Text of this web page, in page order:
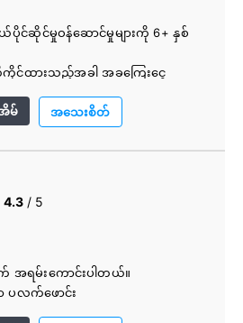
ပိုင်ဆိုင်မှုဝန်ဆောင်မှုများကို 6+ နှစ်
ကိုင်ထားသည့်အခါ အခကြေးငွေ
မှရွေးချယ်ပါ။
မှုများ ဖြစ်နိုင်သည်။
ပ်
ပံ့ပိုးမှု
မ် အသေးစိတ်
4.3 / 5
အရမ်းကောင်းပါတယ်။
ပလက်ဖောင်း